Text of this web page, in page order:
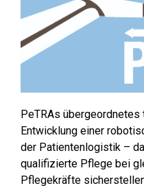
PeTRAs
Entwicklung einer
der Patientenlogistik –
qualifizierte Pflege bei
Pflegekräfte